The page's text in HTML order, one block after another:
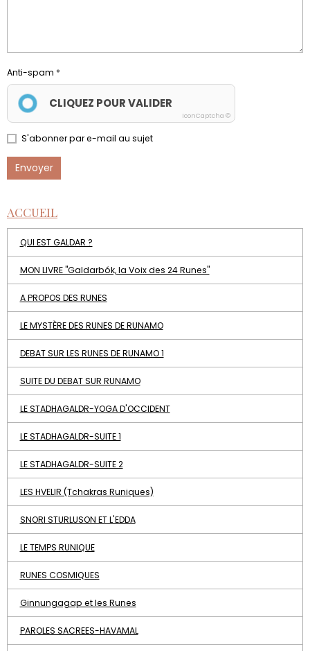
Anti-spam
CLIQUEZ POUR VALIDER
IconCaptcha ©
S'abonner par e-mail au sujet
Envoyer
ACCUEIL
QUI EST GALDAR ?
MON LIVRE "Galdarbók, la Voix des 24 Runes"
A PROPOS DES RUNES
LE MYSTÈRE DES RUNES DE RUNAMO
DEBAT SUR LES RUNES DE RUNAMO 1
SUITE DU DEBAT SUR RUNAMO
LE STADHAGALDR-YOGA D'OCCIDENT
LE STADHAGALDR-SUITE 1
LE STADHAGALDR-SUITE 2
LES HVELIR (Tchakras Runiques)
SNORI STURLUSON ET L'EDDA
LE TEMPS RUNIQUE
RUNES COSMIQUES
Ginnungagap et les Runes
PAROLES SACREES-HAVAMAL